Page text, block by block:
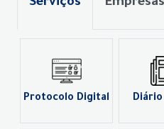
Serviços Empresas
Protocolo Digital